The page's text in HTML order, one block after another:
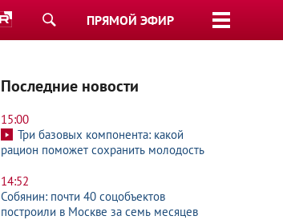
ПРЯМОЙ ЭФИР
Последние новости
15:00
Три базовых компонента: какой
рацион поможет сохранить молодость
14:52
Собянин: почти 40 соцобъектов
построили в Москве за семь месяцев